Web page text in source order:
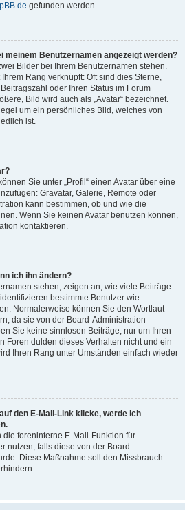
gefunden werden.
meinem Benutzernamen angezeigt werden?
Bilder bei Ihrem Benutzernamen stehen.
Rang verknüpft: Oft sind dies Sterne,
oder Ihren Status im Forum
Bild wird auch als „Avatar“ bezeichnet.
um ein persönliches Bild, welches von
ist.
Sie unter „Profil“ einen Avatar über eine
Gravatar, Galerie, Remote oder
kann bestimmen, ob und wie die
Wenn Sie keinen Avatar benutzen können,
kontaktieren.
ich ihn ändern?
stehen, zeigen an, wie viele Beiträge
bestimmte Benutzer wie
Normalerweise können Sie den Wortlaut
da sie von der Board-Administration
Sie keine sinnlosen Beiträge, nur um Ihren
Foren dulden dieses Verhalten nicht und ein
Ihren Rang unter Umständen einfach wieder
den E-Mail-Link klicke, werde ich
die foreninterne E-Mail-Funktion für
nutzen, falls diese von der Board-
Diese Maßnahme soll den Missbrauch